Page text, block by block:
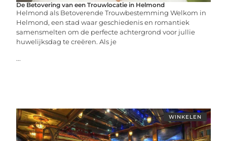
De Betovering van een Trouwlocatie in Helmond
Helmond als Betoverende Trouwbestemming Welkom in
Helmond, een stad waar geschiedenis en romantiek
samensmelten om de perfecte achtergrond voor jullie
huwelijksdag te creëren. Als je
...
WINKELEN